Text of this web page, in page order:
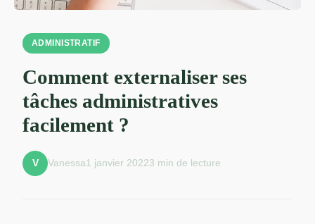
ADMINISTRATIF
Comment externaliser ses
tâches administratives
facilement ?
V Vanessa1 janvier 20223 min de lecture